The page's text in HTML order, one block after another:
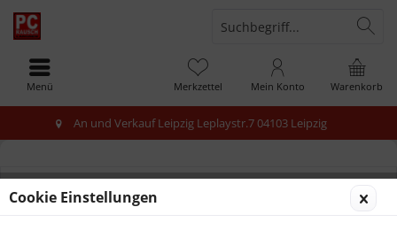
An und Verkauf Leipzig Leplaystr.7 04103 Leipzig
Warenkorb
Merkzettel Mein Konto
Menü
Cookie Einstellungen